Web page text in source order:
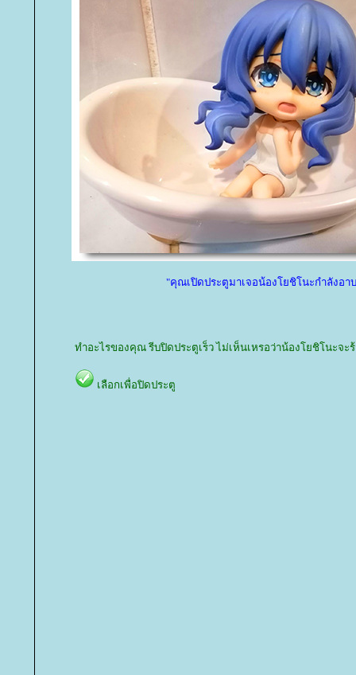
"คุณเปิดประตูมาเจอน้องโยชิโนะกำลังอา
ทำอะไรของคุณ รีบปิดประตูเร็ว ไม่เห็นเหรอว่าน้องโยชิโนะจะ
เลือกเพื่อปิดประตู